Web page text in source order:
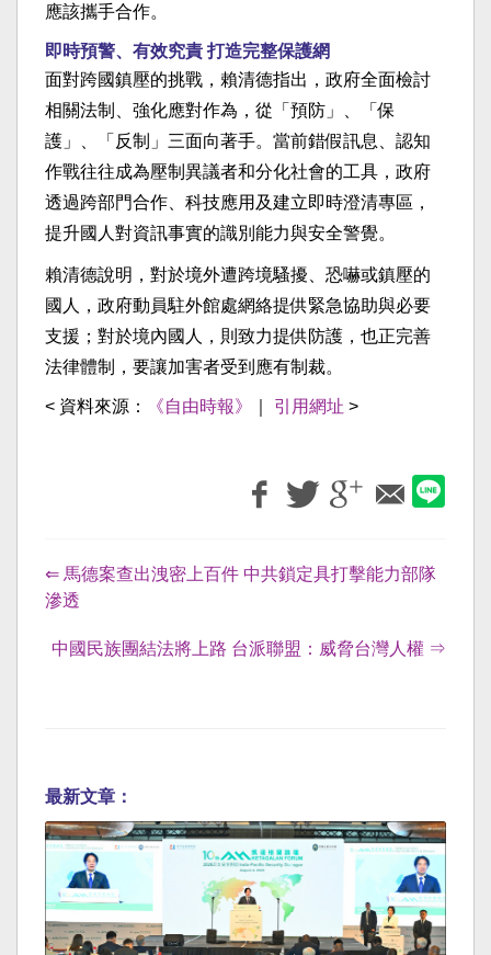
應該攜手合作。
即時預警、有效究責 打造完整保護網
面對跨國鎮壓的挑戰，賴清德指出，政府全面檢討
相關法制、強化應對作為，從「預防」、「保
護」、「反制」三面向著手。當前錯假訊息、認知
作戰往往成為壓制異議者和分化社會的工具，政府
透過跨部門合作、科技應用及建立即時澄清專區，
提升國人對資訊事實的識別能力與安全警覺。
賴清德說明，對於境外遭跨境騷擾、恐嚇或鎮壓的
國人，政府動員駐外館處網絡提供緊急協助與必要
支援；對於境內國人，則致力提供防護，也正完善
法律體制，要讓加害者受到應有制裁。
< 資料來源： 《自由時報》 引用網址 >
⇐ 馬德案查出洩密上百件 中共鎖定具打擊能力部隊
滲透
中國民族團結法將上路 台派聯盟：威脅台灣人權 ⇒
最新文章：